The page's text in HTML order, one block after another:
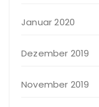
Januar 2020
Dezember 2019
November 2019